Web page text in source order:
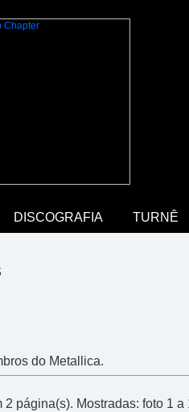
DISCOGRAFIA TURNÊ
do Metallica.
2 página(s). Mostradas: foto 1 a